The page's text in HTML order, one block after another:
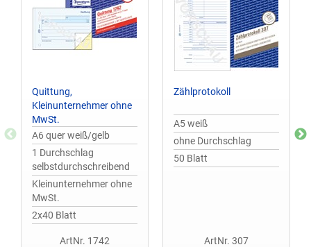
Quittung,
Kleinunternehmer ohne
MwSt.
A6 quer weiß/gelb
1 Durchschlag
selbstdurchschreibend
Kleinunternehmer ohne
MwSt.
2x40 Blatt
ArtNr. 1742
Zählprotokoll
A5 weiß
ohne Durchschlag
50 Blatt
ArtNr. 307